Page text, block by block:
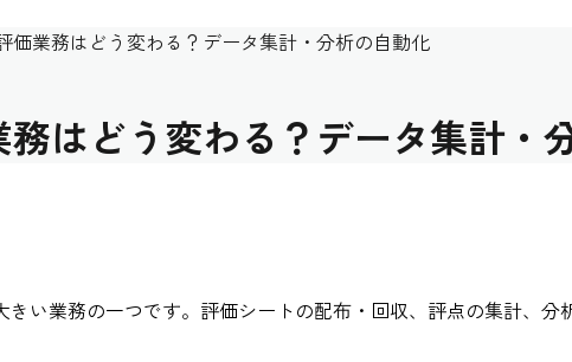
価業務はどう変わる？データ集計・分析の自動化
はどう変わる？データ集計・
い業務の一つです。評価シートの配布・回収、評点の集計、